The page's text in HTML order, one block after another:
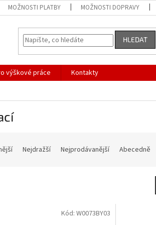
MOŽNOSTI PLATBY MOŽNOSTI DOPRAVY
HLEDAT
výškové práce
Kontakty
Nejdražší Nejprodávanější Abecedně
Kód: W0073BY03